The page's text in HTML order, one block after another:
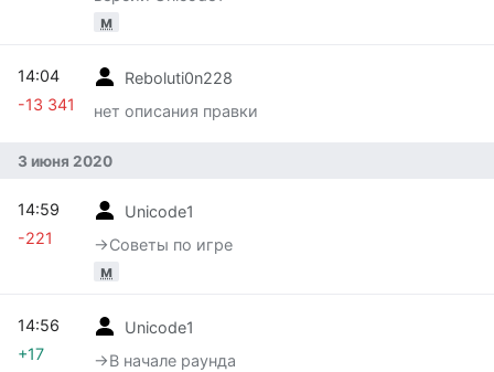
м
Reboluti0n228
нет описания правки
14:04
-13 341
3 июня 2020
Unicode1
→‎Советы по игре
м
14:59
-221
Unicode1
→‎В начале раунда
14:56
+17